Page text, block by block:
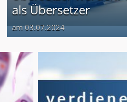
als Übersetzer
am 03.07.2024